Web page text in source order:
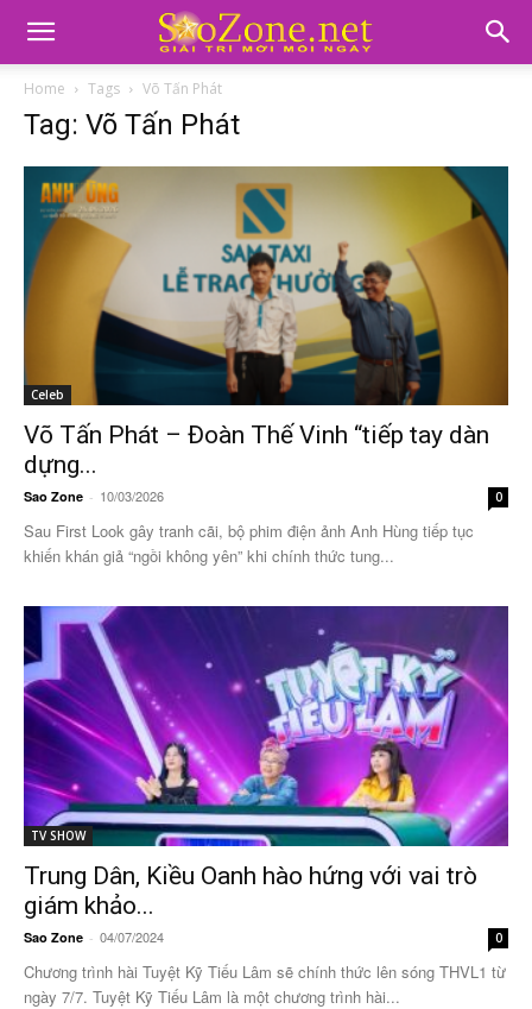
Home Tags Võ Tấn Phát
Tag: Võ Tấn Phát
Celeb
Võ Tấn Phát – Đoàn Thế Vinh “tiếp tay dàn
dựng...
Sao Zone - 10/03/2026 0
Sau First Look gây tranh cãi, bộ phim điện ảnh Anh Hùng tiếp tục
khiến khán giả “ngồi không yên” khi chính thức tung...
TV SHOW
Trung Dân, Kiều Oanh hào hứng với vai trò
giám khảo...
Sao Zone - 04/07/2024 0
Chương trình hài Tuyệt Kỹ Tiếu Lâm sẽ chính thức lên sóng THVL1 từ
ngày 7/7. Tuyệt Kỹ Tiếu Lâm là một chương trình hài...